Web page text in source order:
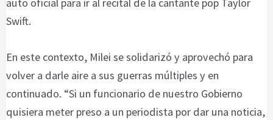
Swift.
En este contexto, Milei se solidarizó y aprovechó para
volver a darle aire a sus guerras múltiples y en
continuado. “Si un funcionario de nuestro Gobierno
quisiera meter preso a un periodista por dar una noticia,